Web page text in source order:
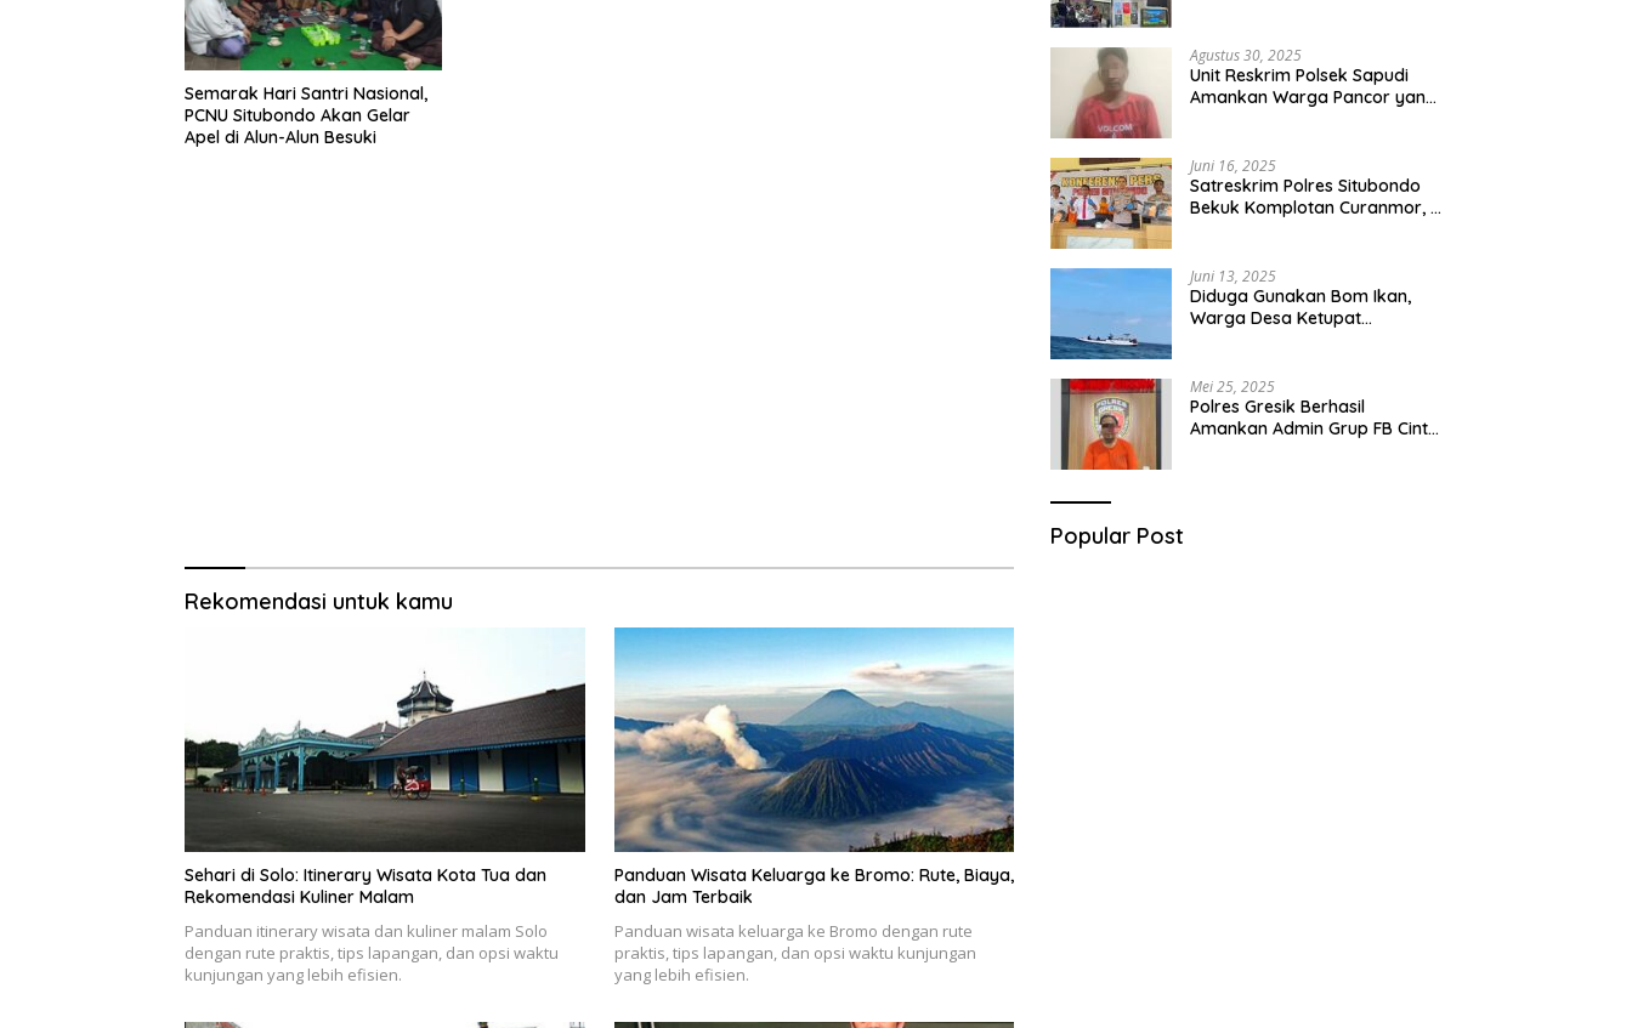
Semarak Hari Santri Nasional,
PCNU Situbondo Akan Gelar
Apel di Alun-Alun Besuki
Rekomendasi untuk kamu
Sehari di Solo: Itinerary Wisata Kota Tua dan
Rekomendasi Kuliner Malam
Panduan itinerary wisata dan kuliner malam Solo
dengan rute praktis, tips lapangan, dan opsi waktu
kunjungan yang lebih efisien.
Panduan Wisata Keluarga ke Bromo: Rute, Biaya,
dan Jam Terbaik
Panduan wisata keluarga ke Bromo dengan rute
praktis, tips lapangan, dan opsi waktu kunjungan
yang lebih efisien.
Agustus 30, 2025
Unit Reskrim Polsek Sapudi
Amankan Warga Pancor yang
Juni 16, 2025
Satreskrim Polres Situbondo
Bekuk Komplotan Curanmor, 9
Juni 13, 2025
Diduga Gunakan Bom Ikan,
Warga Desa Ketupat
Mei 25, 2025
Polres Gresik Berhasil
Amankan Admin Grup FB Cinta
Popular Post